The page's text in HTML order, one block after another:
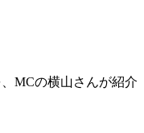
MCの横山さんが紹介